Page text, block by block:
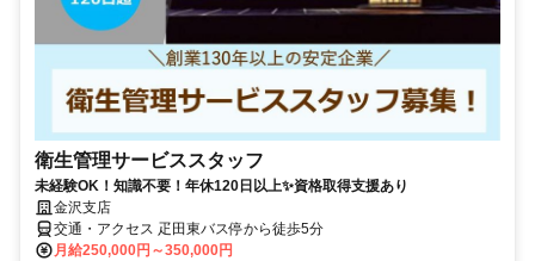
衛生管理サービススタッフ
未経験OK！知識不要！年休120日以上✨資格取得支援あり
金沢支店
交通・アクセス 疋田東バス停から徒歩5分
月給250,000円～350,000円